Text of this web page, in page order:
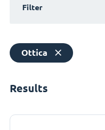
Filter
Ottica
Results